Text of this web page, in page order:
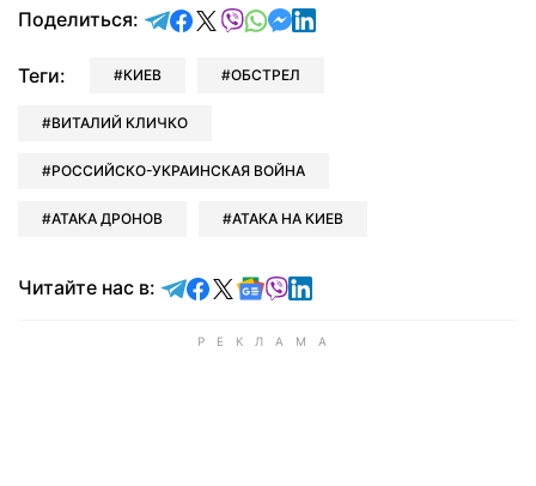
Поделиться: отправить в Telegram
поделиться в Facebook
поделиться в X
отправить в Viber
отправить в Whatsapp
отправить в Messenger
отправить в LinkedIn
Теги: КИЕВ ОБСТРЕЛ
ВИТАЛИЙ КЛИЧКО
РОССИЙСКО-УКРАИНСКАЯ ВОЙНА
АТАКА ДРОНОВ АТАКА НА КИЕВ
Читайте нас в: Читайте в Telegram
Читайте в Facebook
Читайте в X
Читайте в Google news
Читайте в Viber
Читайте в LinkedIn